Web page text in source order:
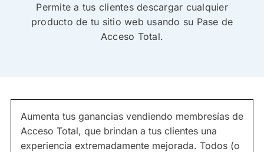
Permite a tus clientes descargar cualquier
producto de tu sitio web usando su Pase de
Acceso Total.
Aumenta tus ganancias vendiendo membresías de
Acceso Total, que brindan a tus clientes una
experiencia extremadamente mejorada. Todos (o